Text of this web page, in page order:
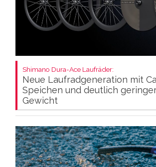
Shimano Dura-Ace Laufräder:
Neue Laufradgeneration mit
Speichen und deutlich
Gewicht